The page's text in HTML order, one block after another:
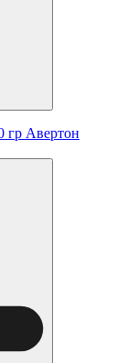
гр Авертон